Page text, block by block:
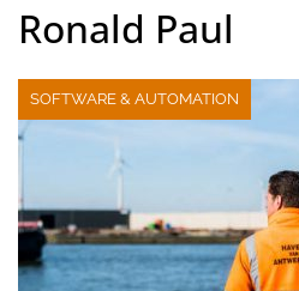
Ronald Paul
SOFTWARE & AUTOMATION